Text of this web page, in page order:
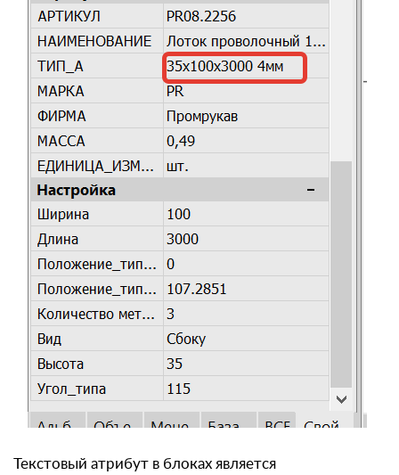
Текстовый атрибут в блоках является